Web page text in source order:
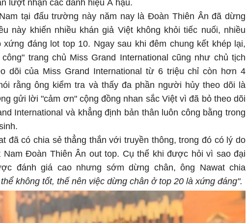
lượt nhận các danh hiệu Á hậu.
tại đấu trường này năm nay là Đoàn Thiên Ân đã dừng
này khiến nhiều khán giả Việt không khỏi tiếc nuối, nhiều
đáng lot top 10. Ngay sau khi đêm chung kết khép lại,
trang chủ Miss Grand International cũng như chủ tịch
dõi của Miss Grand International từ 6 triệu chỉ còn hơn 4
rằng ông kiểm tra và thấy đa phần người hủy theo dõi là
gửi lời "cảm ơn" cộng đồng nhan sắc Việt vì đã bỏ theo dõi
International và khẳng định bản thân luôn công bằng trong
đã có chia sẻ thẳng thắn với truyền thông, trong đó có lý do
Nam Đoàn Thiên Ân out top. Cụ thể khi được hỏi vì sao đại
đánh giá cao nhưng sớm dừng chân, ông Nawat chia
không tốt, thế nên việc dừng chân ở top 20 là xứng đáng".